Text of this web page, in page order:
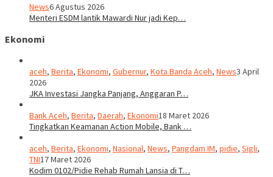
News6 Agustus 2026
Menteri ESDM lantik Mawardi Nur jadi Kep…
Ekonomi
aceh, Berita, Ekonomi, Gubernur, Kota Banda Aceh, News3 April
2026
JKA Investasi Jangka Panjang, Anggaran P…
Bank Aceh, Berita, Daerah, Ekonomi18 Maret 2026
Tingkatkan Keamanan Action Mobile, Bank …
aceh, Berita, Ekonomi, Nasional, News, Pangdam IM, pidie, Sigli,
TNI17 Maret 2026
Kodim 0102/Pidie Rehab Rumah Lansia di T…